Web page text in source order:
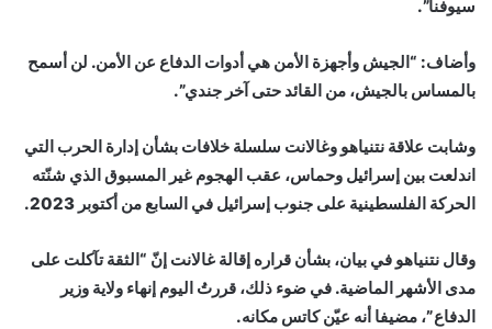
سيوفنا”.
وأضاف: “الجيش وأجهزة الأمن هي أدوات الدفاع عن الأمن. لن أسمح
بالمساس بالجيش، من القائد حتى آخر جندي”.
وشابت علاقة نتنياهو وغالانت سلسلة خلافات بشأن إدارة الحرب التي
اندلعت بين إسرائيل وحماس، عقب الهجوم غير المسبوق الذي شنّته
الحركة الفلسطينية على جنوب إسرائيل في السابع من أكتوبر 2023.
وقال نتنياهو في بيان، بشأن قراره إقالة غالانت إنّ “الثقة تآكلت على
مدى الأشهر الماضية. في ضوء ذلك، قررتُ اليوم إنهاء ولاية وزير
الدفاع”، مضيفا أنه عيّن كاتس مكانه.